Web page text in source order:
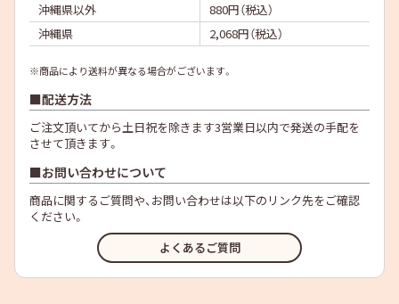
沖縄県以外
880円（税込）
沖縄県
2,068円（税込）
※商品により送料が異なる場合がございます。
配送方法
ご注文頂いてから土日祝を除きます3営業日以内で発送の手配を
させて頂きます。
お問い合わせについて
商品に関するご質問や、お問い合わせは以下のリンク先をご確認
ください。
よくあるご質問